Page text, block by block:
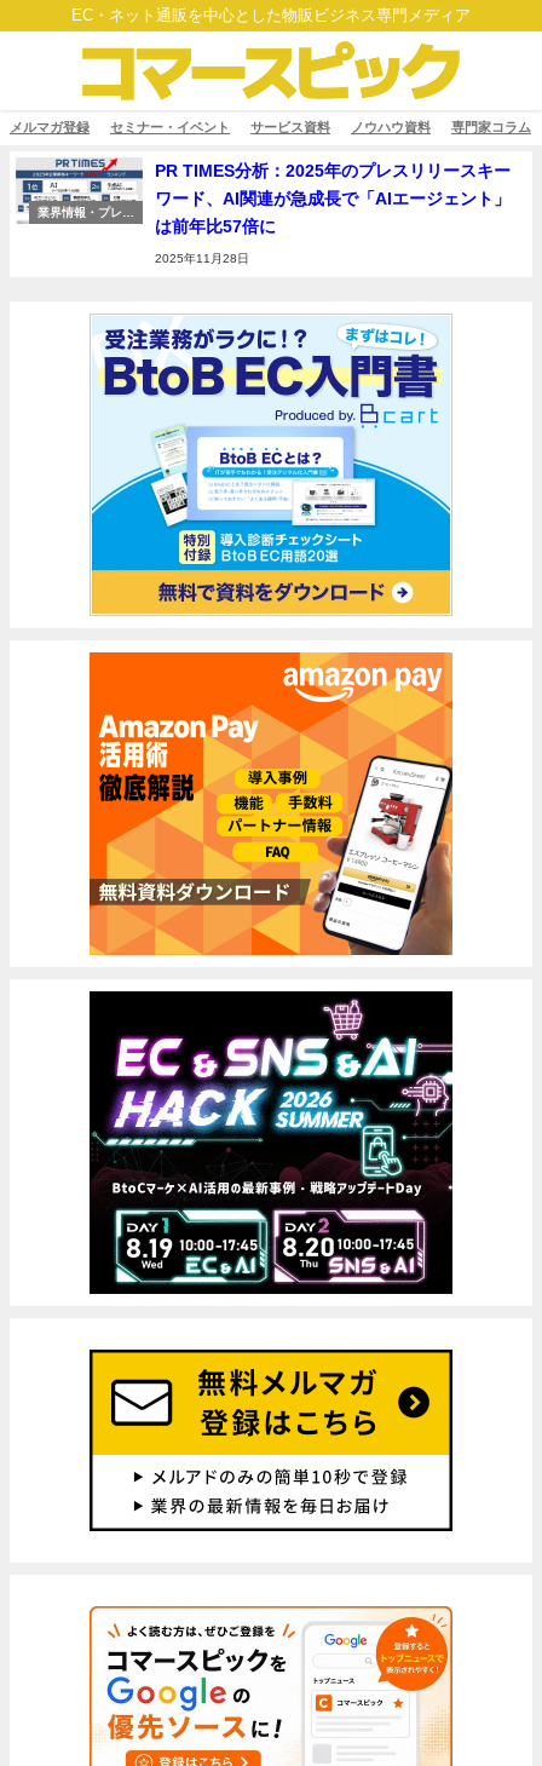
EC・ネット通販を中心とした物販ビジネス専門メディア
メルマガ登録 セミナー・イベント サービス資料 ノウハウ資料 専門家コラム
業界情報・プレス
PR TIMES分析：2025年のプレスリリースキー
ワード、AI関連が急成長で「AIエージェント」
は前年比57倍に
2025年11月28日